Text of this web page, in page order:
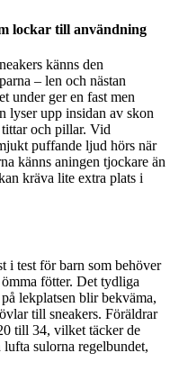
lockar till användning
känns den
– len och nästan
under ger en fast men
lyser upp insidan av skon
och pillar. Vid
puffande ljud hörs när
känns aningen tjockare än
kräva lite extra plats i
i test för barn som behöver
fötter. Det tydliga
lekplatsen blir bekväma,
till sneakers. Föräldrar
till 34, vilket täcker de
sulorna regelbundet,